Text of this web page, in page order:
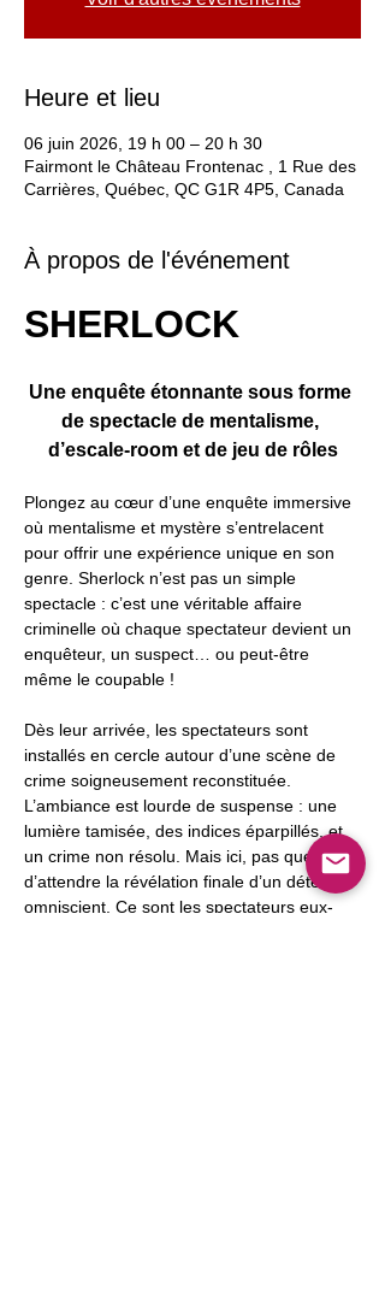
Heure et lieu
06 juin 2026, 19 h 00 – 20 h 30
Fairmont le Château Frontenac , 1 Rue des
Carrières, Québec, QC G1R 4P5, Canada
À propos de l'événement
SHERLOCK
Une enquête étonnante sous forme
de spectacle de mentalisme,
d’escale-room et de jeu de rôles
Plongez au cœur d’une enquête immersive
où mentalisme et mystère s’entrelacent
pour offrir une expérience unique en son
genre. Sherlock n’est pas un simple
spectacle : c’est une véritable affaire
criminelle où chaque spectateur devient un
enquêteur, un suspect… ou peut-être
même le coupable !
Dès leur arrivée, les spectateurs sont
installés en cercle autour d’une scène de
crime soigneusement reconstituée.
L’ambiance est lourde de suspense : une
lumière tamisée, des indices éparpillés, et
un crime non résolu. Mais ici, pas question
d’attendre la révélation finale d’un détective
omniscient. Ce sont les spectateurs eux-